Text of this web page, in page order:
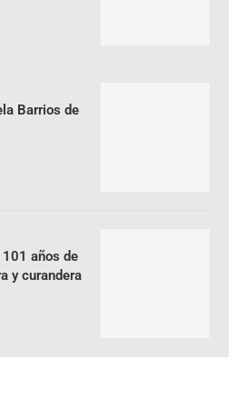
Barrios de
años de
y curandera